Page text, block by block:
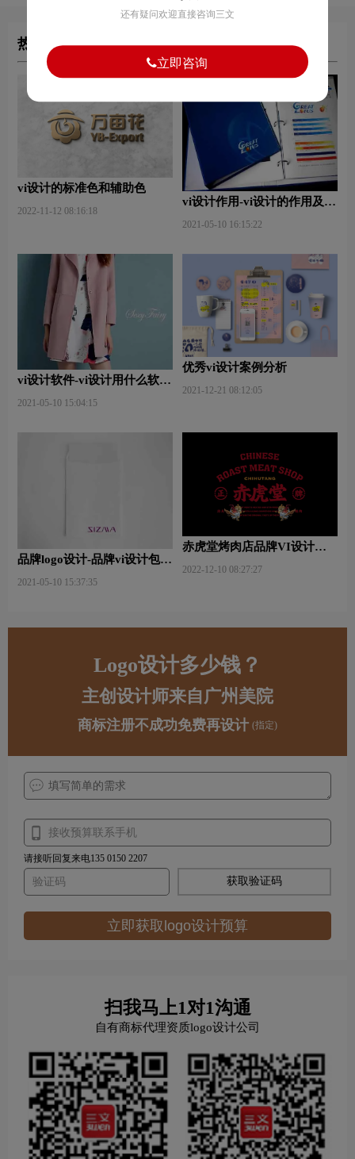
热门文章
vi设计的标准色和辅助色
2022-11-12 08:16:18
vi设计作用-vi设计的作用及意
2021-05-10 16:15:22
vi设计软件-vi设计用什么软件
2021-05-10 15:04:15
优秀vi设计案例分析
2021-12-21 08:12:05
品牌logo设计-品牌vi设计包括
2021-05-10 15:37:35
赤虎堂烤肉店品牌VI设计赏
2022-12-10 08:27:27
Logo设计多少钱？
主创设计师来自广州美院
商标注册不成功免费再设计 (指定)
请接听回复来电135 0150 2207
获取验证码
立即获取logo设计预算
扫我马上1对1沟通
自有商标代理资质logo设计公司
还有疑问欢迎直接咨询三文
立即咨询